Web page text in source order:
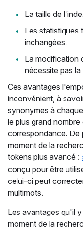
La taille de
Les statistiques
inchangées.
La modification
nécessite pas
Ces avantages
inconvénient, à
synonymes à
le plus grand
correspondance. De
moment de la
tokens plus avancé :
conçu pour être
celui-ci peut
multimots.
Les avantages qu'il
moment de la